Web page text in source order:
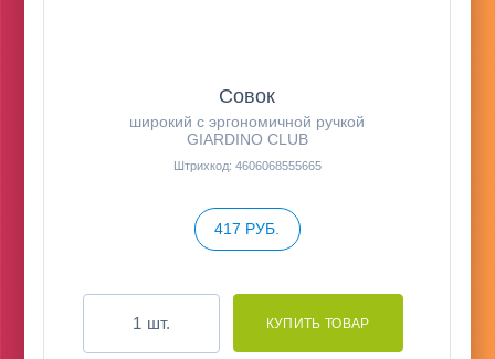
Совок
широкий c эргономичной ручкой
GIARDINO CLUB
Штрихкод: 4606068555665
417 РУБ.
шт.